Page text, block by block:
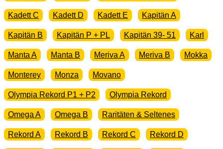
Kadett C Kadett D Kadett E Kapitän A
Kapitän B Kapitän P + PL Kapitän 39- 51 Karl
Manta A Manta B Meriva A Meriva B Mokka
Monterey Monza Movano
Olympia Rekord P1 + P2 Olympia Rekord
Omega A Omega B Raritäten & Seltenes
Rekord A Rekord B Rekord C Rekord D